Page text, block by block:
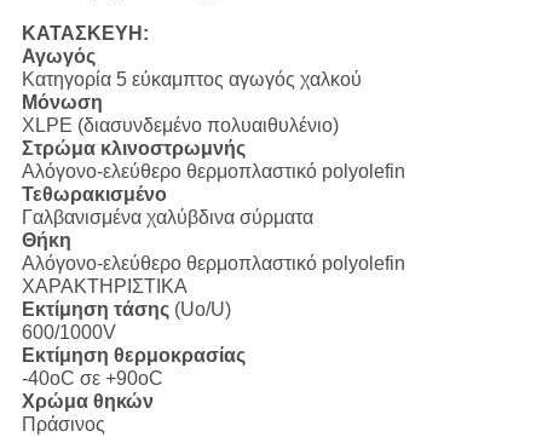
ΚΑΤΑΣΚΕΥΗ:
Αγωγός
Κατηγορία 5 εύκαμπτος αγωγός χαλκού
Μόνωση
XLPE (διασυνδεμένο πολυαιθυλένιο)
Στρώμα κλινοστρωμνής
Αλόγονο-ελεύθερο θερμοπλαστικό polyolefin
Τεθωρακισμένο
Γαλβανισμένα χαλύβδινα σύρματα
Θήκη
Αλόγονο-ελεύθερο θερμοπλαστικό polyolefin
ΧΑΡΑΚΤΗΡΙΣΤΙΚΑ
Εκτίμηση τάσης(Uo/U)
600/1000V
Εκτίμηση θερμοκρασίας
-40oC σε +90oC
Χρώμα θηκών
Πράσινος